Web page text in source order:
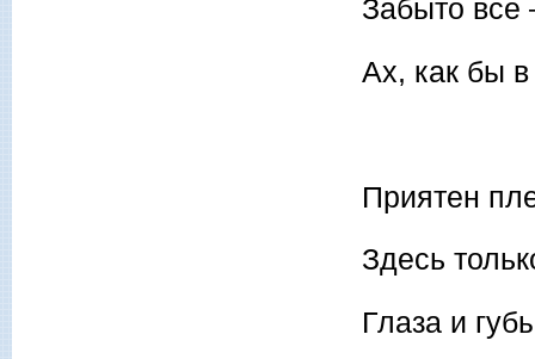
Забыто
Ах, как бы
Приятен
Здесь
Глаза и